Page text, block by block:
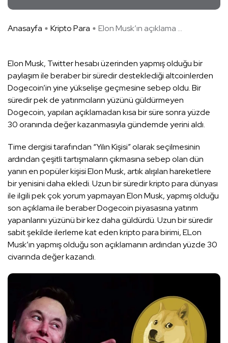
Anasayfa Kripto Para Elon Musk’ın açıklama ...
Elon Musk, Twitter hesabı üzerinden yapmış olduğu bir
paylaşım ile beraber bir süredir desteklediği altcoinlerden
Dogecoin’in yine yükselişe geçmesine sebep oldu. Bir
süredir pek de yatırımcıların yüzünü güldürmeyen
Dogecoin, yapılan açıklamadan kısa bir süre sonra yüzde
30 oranında değer kazanmasıyla gündemde yerini aldı.
Time dergisi tarafından “Yılın Kişisi” olarak seçilmesinin
ardından çeşitli tartışmaların çıkmasına sebep olan dün
yanın en popüler kişisi Elon Musk, artık alışılan hareketlere
bir yenisini daha ekledi. Uzun bir süredir kripto para dünyası
ile ilgili pek çok yorum yapmayan Elon Musk, yapmış olduğu
son açıklama ile beraber Dogecoin piyasasına yatırım
yapanlarını yüzünü bir kez daha güldürdü. Uzun bir süredir
sabit şekilde ilerleme kat eden kripto para birimi, ELon
Musk’ın yapmış olduğu son açıklamanın ardından yüzde 30
civarında değer kazandı.